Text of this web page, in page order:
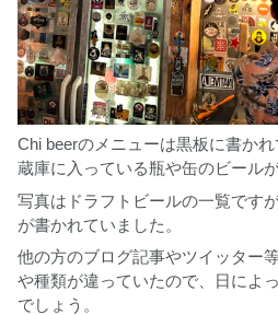
Chi beerのメニューは黒板に書か
蔵庫に入っている瓶や缶のビールが
写真はドラフトビールの一覧です
が書かれていました。
他の方のブログ記事やツイッター
や種類が違っていたので、日によ
でしょう。